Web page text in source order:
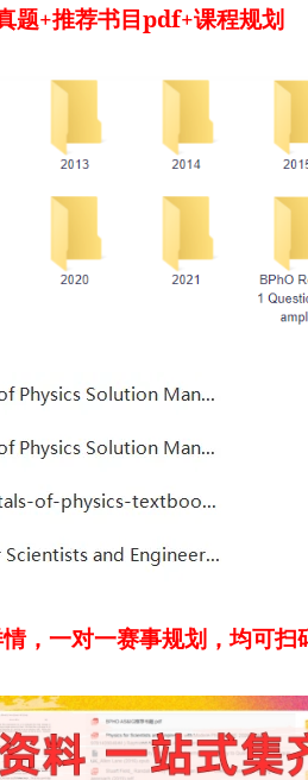
题+推荐书目pdf+课程规划
，一对一赛事规划，均可扫